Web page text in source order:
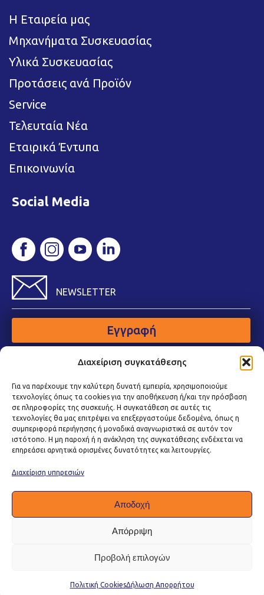
Διαχείριση συγκατάθεσης
Για να παρέχουμε την καλύτερη δυνατή εμπειρία, χρησιμοποιούμε
τεχνολογίες όπως τα cookies για την αποθήκευση ή/και την πρόσβαση
σε πληροφορίες της συσκευής. Η συγκατάθεση σε αυτές τις
τεχνολογίες θα μας επιτρέψει να επεξεργαστούμε δεδομένα, όπως η
συμπεριφορά περιήγησης ή μοναδικά αναγνωριστικά σε αυτόν τον
ιστότοπο. Η μη παροχή ή η ανάκληση της συγκατάθεσης ενδέχεται να
επηρεάσει αρνητικά ορισμένες δυνατότητες και λειτουργίες.
Διαχείριση υπηρεσιών
Αποδοχή
Απόρριψη
Προβολή επιλογών
Πολιτική CookiesΔήλωση Απορρήτου
Η Εταιρεία μας
Μηχανήματα Συσκευασίας
Υλικά Συσκευασίας
Προτάσεις ανά Προϊόν
Service
Τελευταία Νέα
Εταιρικά Έντυπα
Επικοινωνία
Social Media
NEWSLETTER
Εγγραφή
Πολιτική Προστασίας Δεδομένων |